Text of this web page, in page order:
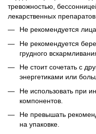
тревожностью,
лекарственных
Не рекомендуется
Не рекомендуется
грудного
Не стоит сочетать с
энергетиками или
Не использовать при
компонентов.
Не превышать
на упаковке.